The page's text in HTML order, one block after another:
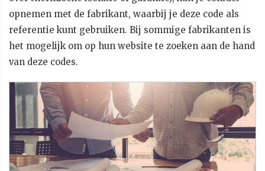
opnemen met de fabrikant, waarbij je deze code als
referentie kunt gebruiken. Bij sommige fabrikanten is
het mogelijk om op hun website te zoeken aan de hand
van deze codes.